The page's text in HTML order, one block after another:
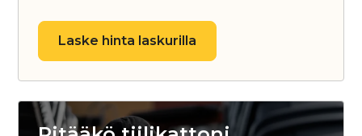
Laske hinta laskurilla